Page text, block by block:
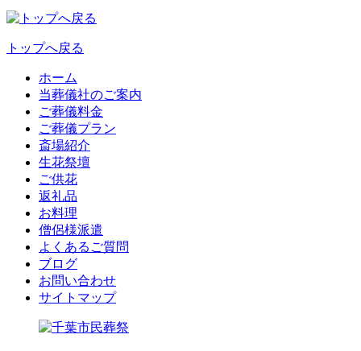
トップへ戻る
ホーム
当葬儀社のご案内
ご葬儀料金
ご葬儀プラン
斎場紹介
生花祭壇
ご供花
返礼品
お料理
僧侶様派遣
よくあるご質問
ブログ
お問い合わせ
サイトマップ